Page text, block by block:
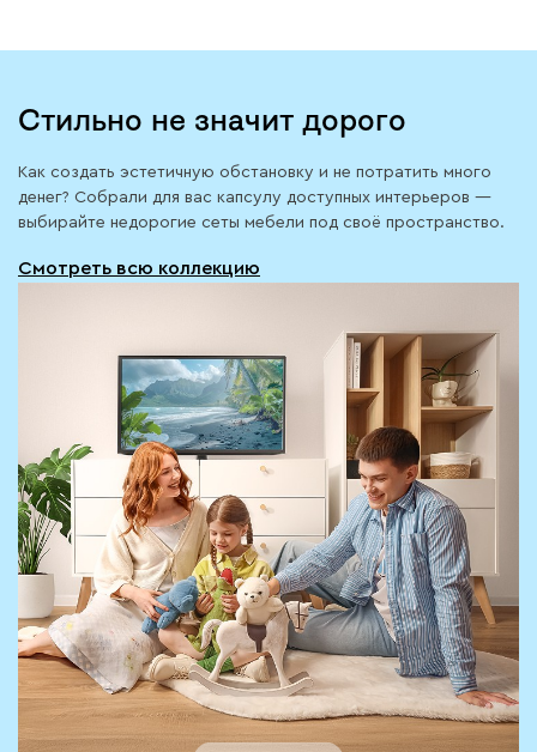
Стильно не значит дорого
Как создать эстетичную обстановку и не потратить много
денег? Собрали для вас капсулу доступных интерьеров —
выбирайте недорогие сеты мебели под своё пространство.
Смотреть всю коллекцию